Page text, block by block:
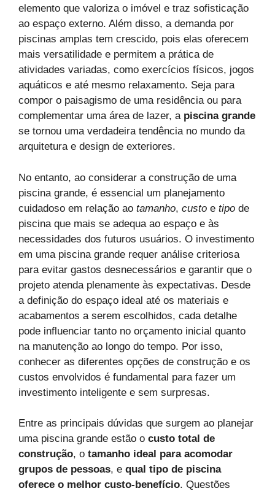
elemento que valoriza o imóvel e traz sofisticação
ao espaço externo. Além disso, a demanda por
piscinas amplas tem crescido, pois elas oferecem
mais versatilidade e permitem a prática de
atividades variadas, como exercícios físicos, jogos
aquáticos e até mesmo relaxamento. Seja para
compor o paisagismo de uma residência ou para
complementar uma área de lazer, a piscina grande
se tornou uma verdadeira tendência no mundo da
arquitetura e design de exteriores.
No entanto, ao considerar a construção de uma
piscina grande, é essencial um planejamento
cuidadoso em relação ao tamanho, custo e tipo de
piscina que mais se adequa ao espaço e às
necessidades dos futuros usuários. O investimento
em uma piscina grande requer análise criteriosa
para evitar gastos desnecessários e garantir que o
projeto atenda plenamente às expectativas. Desde
a definição do espaço ideal até os materiais e
acabamentos a serem escolhidos, cada detalhe
pode influenciar tanto no orçamento inicial quanto
na manutenção ao longo do tempo. Por isso,
conhecer as diferentes opções de construção e os
custos envolvidos é fundamental para fazer um
investimento inteligente e sem surpresas.
Entre as principais dúvidas que surgem ao planejar
uma piscina grande estão o custo total de
construção, o tamanho ideal para acomodar
grupos de pessoas, e qual tipo de piscina
oferece o melhor custo-benefício. Questões